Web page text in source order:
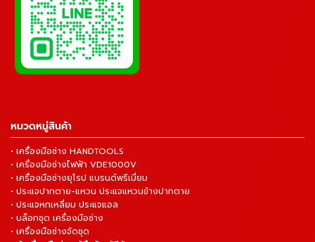
หมวดหมู่สินค้า
• เครื่องมือช่าง HANDTOOLS
• เครื่องมือช่างไฟฟ้า VDE1000V
• เครื่องมือช่างยุโรป แบรนด์พรีเมี่ยม
• ประแจปากตาย-แหวน ประแจแหวนข้างปากตาย
• ประแจหกเหลี่ยม ประแจแอล
• บล็อกชุด เครื่องมือช่าง
• เครื่องมือช่างจัดชุด